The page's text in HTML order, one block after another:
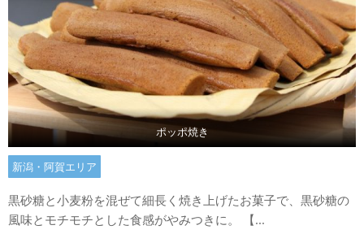
ポッポ焼き
新潟・阿賀エリア
黒砂糖と小麦粉を混ぜて細長く焼き上げたお菓子で、黒砂糖の
風味とモチモチとした食感がやみつきに。 【...